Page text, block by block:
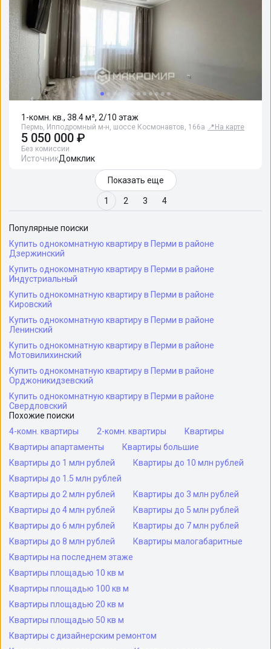
1-комн. кв., 38.4 м², 2/10 этаж
Пермь, Ипподромный м-н, шоссе Космонавтов, 166а 📍 На карте
5 050 000 ₽
Без комиссии
ИсточникДомклик
Показать еще
1 2 3 4
Популярные поиски
Купить однокомнатную квартиру в Перми в районе
Дзержинский
Купить однокомнатную квартиру в Перми в районе
Индустриальный
Купить однокомнатную квартиру в Перми в районе
Кировский
Купить однокомнатную квартиру в Перми в районе
Ленинский
Купить однокомнатную квартиру в Перми в районе
Мотовилихинский
Купить однокомнатную квартиру в Перми в районе
Орджоникидзевский
Купить однокомнатную квартиру в Перми в районе
Свердловский
Похожие поиски
4-комн. квартиры
2-комн. квартиры
Квартиры
Квартиры апартаменты
Квартиры большие
Квартиры до 1 млн рублей
Квартиры до 10 млн рублей
Квартиры до 1.5 млн рублей
Квартиры до 2 млн рублей
Квартиры до 3 млн рублей
Квартиры до 4 млн рублей
Квартиры до 5 млн рублей
Квартиры до 6 млн рублей
Квартиры до 7 млн рублей
Квартиры до 8 млн рублей
Квартиры малогабаритные
Квартиры на последнем этаже
Квартиры площадью 10 кв м
Квартиры площадью 100 кв м
Квартиры площадью 20 кв м
Квартиры площадью 50 кв м
Квартиры с дизайнерским ремонтом